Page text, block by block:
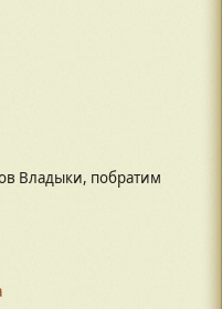
Владыки, побратим